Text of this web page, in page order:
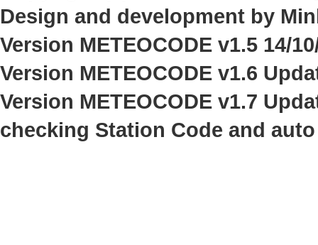
Design and development by
Version METEOCODE v1.5 14/
Version METEOCODE v1.6
Version METEOCODE v1.7
checking Station Code and